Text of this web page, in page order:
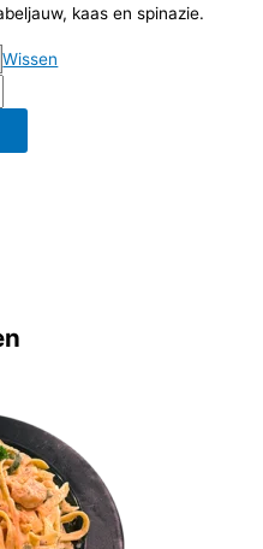
kaas en spinazie.
Wissen